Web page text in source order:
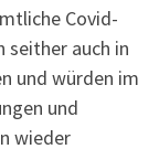
Covid-
seither auch in
und würden im
und
wieder